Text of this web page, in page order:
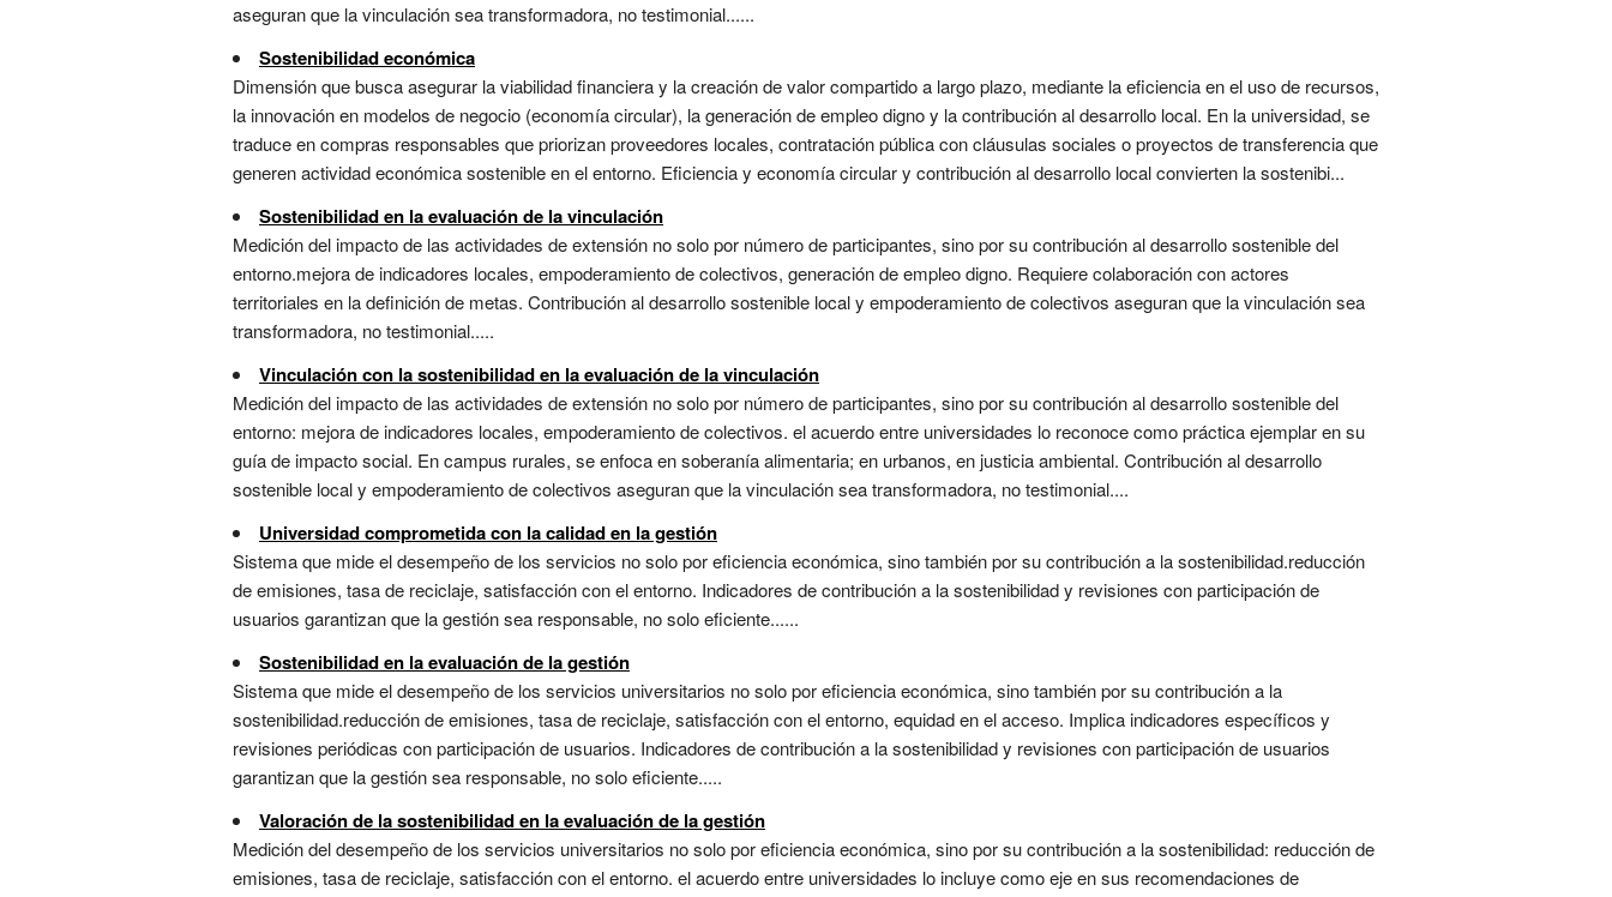
aseguran que la vinculación sea transformadora, no testimonial......
Sostenibilidad económica
Dimensión que busca asegurar la viabilidad financiera y la creación de valor compartido a largo plazo, mediante la eficiencia en el uso de recursos,
la innovación en modelos de negocio (economía circular), la generación de empleo digno y la contribución al desarrollo local. En la universidad, se
traduce en compras responsables que priorizan proveedores locales, contratación pública con cláusulas sociales o proyectos de transferencia que
generen actividad económica sostenible en el entorno. Eficiencia y economía circular y contribución al desarrollo local convierten la sostenibi...
Sostenibilidad en la evaluación de la vinculación
Medición del impacto de las actividades de extensión no solo por número de participantes, sino por su contribución al desarrollo sostenible del
entorno.mejora de indicadores locales, empoderamiento de colectivos, generación de empleo digno. Requiere colaboración con actores
territoriales en la definición de metas. Contribución al desarrollo sostenible local y empoderamiento de colectivos aseguran que la vinculación sea
transformadora, no testimonial.....
Vinculación con la sostenibilidad en la evaluación de la vinculación
Medición del impacto de las actividades de extensión no solo por número de participantes, sino por su contribución al desarrollo sostenible del
entorno: mejora de indicadores locales, empoderamiento de colectivos. el acuerdo entre universidades lo reconoce como práctica ejemplar en su
guía de impacto social. En campus rurales, se enfoca en soberanía alimentaria; en urbanos, en justicia ambiental. Contribución al desarrollo
sostenible local y empoderamiento de colectivos aseguran que la vinculación sea transformadora, no testimonial....
Universidad comprometida con la calidad en la gestión
Sistema que mide el desempeño de los servicios no solo por eficiencia económica, sino también por su contribución a la sostenibilidad.reducción
de emisiones, tasa de reciclaje, satisfacción con el entorno. Indicadores de contribución a la sostenibilidad y revisiones con participación de
usuarios garantizan que la gestión sea responsable, no solo eficiente......
Sostenibilidad en la evaluación de la gestión
Sistema que mide el desempeño de los servicios universitarios no solo por eficiencia económica, sino también por su contribución a la
sostenibilidad.reducción de emisiones, tasa de reciclaje, satisfacción con el entorno, equidad en el acceso. Implica indicadores específicos y
revisiones periódicas con participación de usuarios. Indicadores de contribución a la sostenibilidad y revisiones con participación de usuarios
garantizan que la gestión sea responsable, no solo eficiente.....
Valoración de la sostenibilidad en la evaluación de la gestión
Medición del desempeño de los servicios universitarios no solo por eficiencia económica, sino por su contribución a la sostenibilidad: reducción de
emisiones, tasa de reciclaje, satisfacción con el entorno. el acuerdo entre universidades lo incluye como eje en sus recomendaciones de